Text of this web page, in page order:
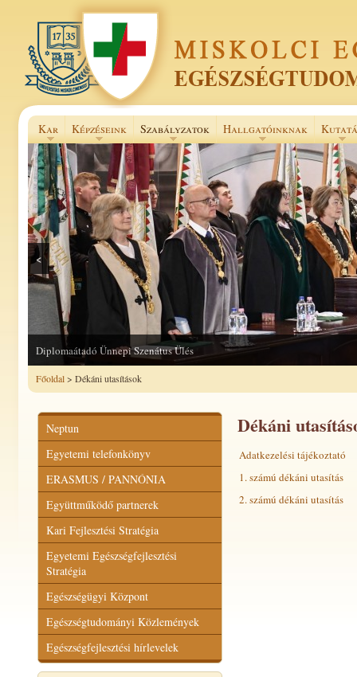
Kar Képzéseink Szabályzatok Hallgatóinknak
Diplomaátadó Ünnepi Szenátus Ülés
<
Főoldal> Dékáni utasítások
Neptun
Egyetemi telefonkönyv
ERASMUS / PANNÓNIA
Együttműködő partnerek
Kari Fejlesztési Stratégia
Egyetemi Egészségfejlesztési
Stratégia
Egészségügyi Központ
Egészségtudományi Közlemények
Egészségfejlesztési hírlevelek
Dékáni
Adatkezelési tájékoztató
1. számú dékáni utasítás
2. számú dékáni utasítás